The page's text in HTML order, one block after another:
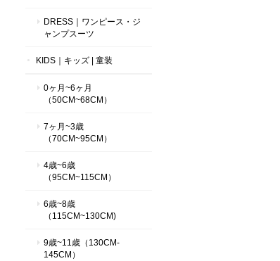
DRESS｜ワンピース・ジ
ャンプスーツ
KIDS｜キッズ | 童装
0ヶ月~6ヶ月
（50CM~68CM）
7ヶ月~3歳
（70CM~95CM）
4歳~6歳
（95CM~115CM）
6歳~8歳
（115CM~130CM)
9歳~11歳（130CM-
145CM）